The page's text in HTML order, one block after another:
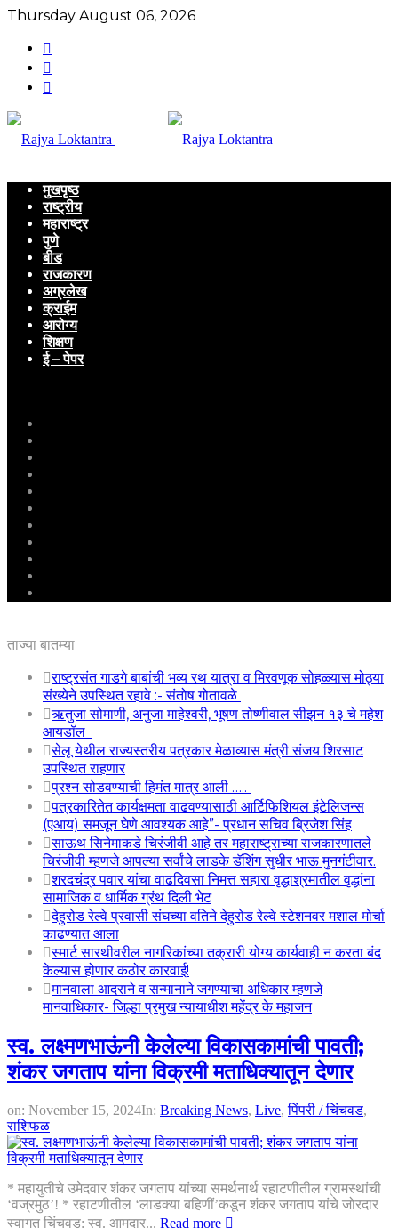
Thursday August 06, 2026
मुखपृष्ठ
राष्ट्रीय
महाराष्ट्र
पुणे
बीड
राजकारण
अग्रलेख
क्राईम
आरोग्य
शिक्षण
ई – पेपर
ताज्या बातम्या
राष्ट्रसंत गाडगे बाबांची भव्य रथ यात्रा व मिरवणूक सोहळ्यास मोठ्या
संख्येने उपस्थित रहावे :- संतोष गोतावळे
ऋतुजा सोमाणी, अनुजा माहेश्वरी, भूषण तोष्णीवाल सीझन १३ चे महेश
आयडॉल
सेलू येथील राज्यस्तरीय पत्रकार मेळाव्यास मंत्री संजय शिरसाट
उपस्थित राहणार
प्रश्न सोडवण्याची हिमंत मात्र आली …..
पत्रकारितेत कार्यक्षमता वाढवण्यासाठी आर्टिफिशियल इंटेलिजन्स
(एआय) समजून घेणे आवश्यक आहे”- प्रधान सचिव ब्रिजेश सिंह
साऊथ सिनेमाकडे चिरंजीवी आहे तर महाराष्ट्राच्या राजकारणातले
चिरंजीवी म्हणजे आपल्या सर्वांचे लाडके डॅशिंग सुधीर भाऊ मुनगंटीवार.
शरदचंद्र पवार यांचा वाढदिवसा निमत्त सहारा वृद्धाश्रमातील वृद्धांना
सामाजिक व धार्मिक ग्रंथ दिली भेट
देहुरोड रेल्वे प्रवासी संघच्या वतिने देहुरोड रेल्वे स्टेशनवर मशाल मोर्चा
काढण्यात आला
स्मार्ट सारथीवरील नागरिकांच्या तक्रारी योग्य कार्यवाही न करता बंद
केल्यास होणार कठोर कारवाई!
मानवाला आदराने व सन्मानाने जगण्याचा अधिकार म्हणजे
मानवाधिकार- जिल्हा प्रमुख न्यायाधीश महेंद्र के महाजन
स्व. लक्ष्मणभाऊंनी केलेल्या विकासकामांची पावती;
शंकर जगताप यांना विक्रमी मताधिक्यातून देणार
on: November 15, 2024In: Breaking News, Live,पिंपरी / चिंचवड,
राशिफळ
* महायुतीचे उमेदवार शंकर जगताप यांच्या समर्थनार्थ रहाटणीतील ग्रामस्थांची
‘वज्रमुठ’! * रहाटणीतील ‘लाडक्या बहिणीं’कडून शंकर जगताप यांचे जोरदार
स्वागत चिंचवड: स्व. आमदार... Read more